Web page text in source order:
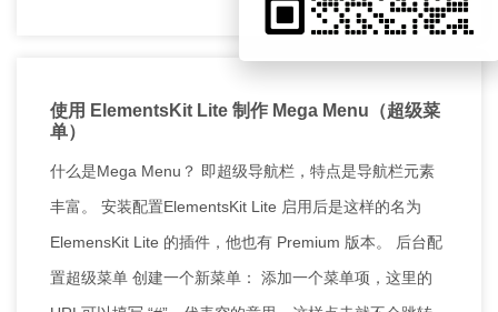
使用 ElementsKit Lite 制作 Mega Menu（超级菜
单）
什么是Mega Menu？ 即超级导航栏，特点是导航栏元素
丰富。 安装配置ElementsKit Lite 启用后是这样的名为
ElemensKit Lite 的插件，他也有 Premium 版本。 后台配
置超级菜单 创建一个新菜单： 添加一个菜单项，这里的